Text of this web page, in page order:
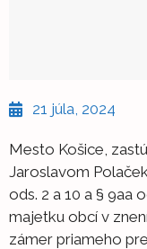
21 júla, 2024
Mesto Košice,
Jaroslavom
ods. 2 a 10 a § 9aa
majetku obcí v
zámer priameho